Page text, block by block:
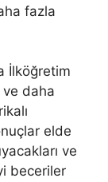
fazla
İlköğretim
ve daha
elde
ve
beceriler